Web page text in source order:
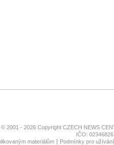
© 2001 - 2026 Copyright CZECH NEWS
IČO:
materiálům
Podmínky pro